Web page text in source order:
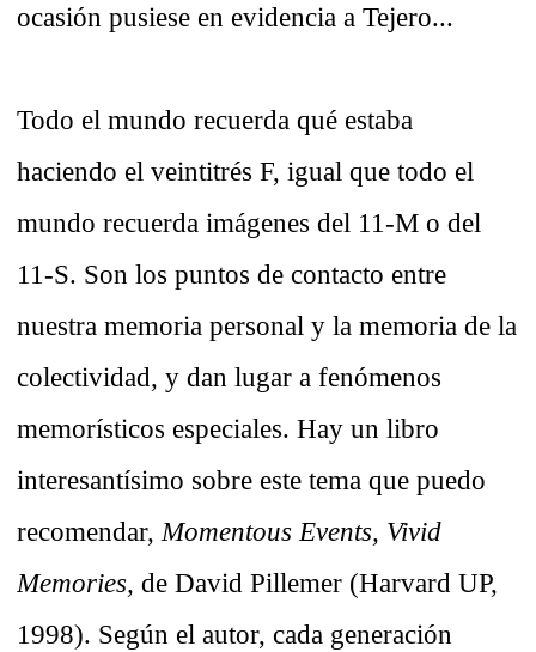
ocasión pusiese en evidencia a Tejero...
Todo el mundo recuerda qué estaba
haciendo el veintitrés F, igual que todo el
mundo recuerda imágenes del 11-M o del
11-S. Son los puntos de contacto entre
nuestra memoria personal y la memoria de la
colectividad, y dan lugar a fenómenos
memorísticos especiales. Hay un libro
interesantísimo sobre este tema que puedo
recomendar, Momentous Events, Vivid
Memories, de David Pillemer (Harvard UP,
1998). Según el autor, cada generación